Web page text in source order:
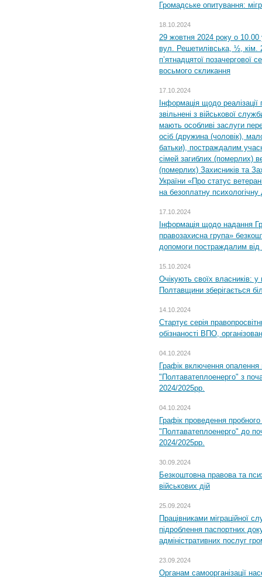
Громадське опитування:
18.10.2024
29 жовтня 2024 року о 10.00
вул. Решетилівська, ½, кім.
п’ятнадцятої позачергової
восьмого скликання
17.10.2024
Інформація щодо
звільнені з військової
мають особливі заслуги
осіб (дружина (чоловік),
батьки), постраждалим
сімей загиблих (померлих)
(померлих) Захисників та
України «Про статус
на безоплатну психологічну
17.10.2024
Інформація щодо надання
правозахисна група»
допомоги постраждалим від
15.10.2024
Очікують своїх власників: у
Полтавщини зберігається
14.10.2024
Стартує серія
обізнаності ВПО,
04.10.2024
Графік включення
"Полтаватеплоенерго" з
2024/2025рр.
04.10.2024
Графік проведення
"Полтаватеплоенерго" до
2024/2025рр.
30.09.2024
Безкоштовна правова та
військових дій
25.09.2024
Працівниками міграційної
підроблення паспортних
адміністративних послуг
23.09.2024
Органам самоорганізації